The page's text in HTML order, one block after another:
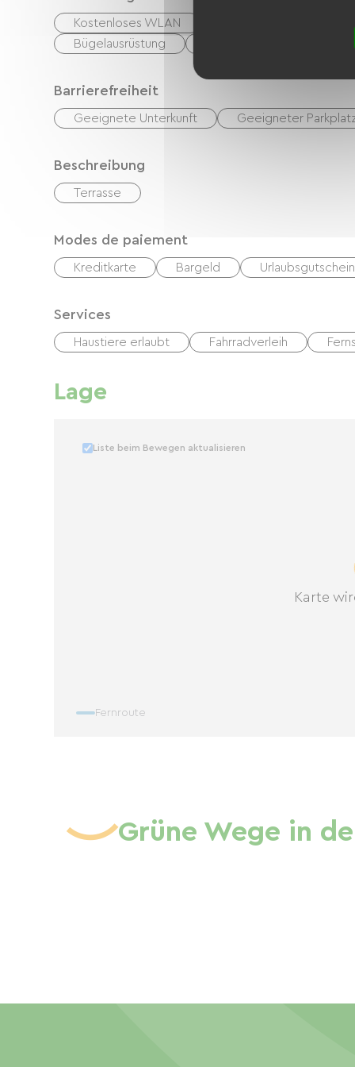
Kostenloses WLAN
Bügelausrüstung
Barrierefreiheit
Geeignete Unterkunft Geeigneter
Beschreibung
Terrasse
Modes de paiement
Kreditkarte Bargeld
Services
Haustiere erlaubt Fahrradverleih
Lage
Karte
Liste beim Bewegen aktualisieren
Fernroute
Grüne Wege in